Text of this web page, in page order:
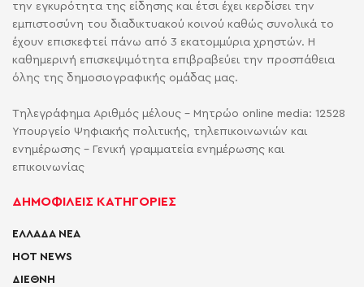
την εγκυρότητα της είδησης και έτσι έχει κερδίσει την
εμπιστοσύνη του διαδικτυακού κοινού καθώς συνολικά το
έχουν επισκεφτεί πάνω από 3 εκατομμύρια χρηστών. Η
καθημερινή επισκεψιμότητα επιβραβεύει την προσπάθεια
όλης της δημοσιογραφικής ομάδας μας.
Τηλεγράφημα Αριθμός μέλους - Μητρώο online media: 12528
Υπουργείο Ψηφιακής πολιτικής, τηλεπικοινωνιών και
ενημέρωσης - Γενική γραμματεία ενημέρωσης και
επικοινωνίας
ΔΗΜΟΦΙΛΕΙΣ ΚΑΤΗΓΟΡΙΕΣ
ΕΛΛΑΔΑ ΝΕΑ
HOT NEWS
ΔΙΕΘΝΗ